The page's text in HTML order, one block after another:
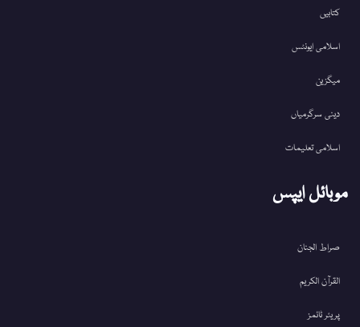
کتابیں
اسلامی ایونٹس
میگزین
دینی سرگرمیاں
اسلامی تعلیمات
موبائل ایپس
صراط الجنان
القرآن الکریم
پریئر ٹائمز